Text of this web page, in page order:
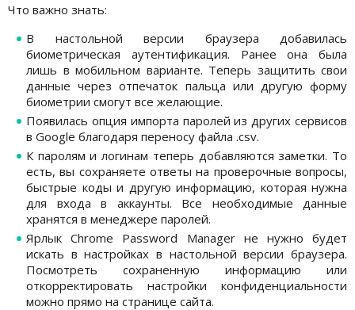
Что важно знать:
В настольной версии браузера добавилась
биометрическая аутентификация. Ранее она была
лишь в мобильном варианте. Теперь защитить свои
данные через отпечаток пальца или другую форму
биометрии смогут все желающие.
Появилась опция импорта паролей из других сервисов
в Google благодаря переносу файла .csv.
К паролям и логинам теперь добавляются заметки. То
есть, вы сохраняете ответы на проверочные вопросы,
быстрые коды и другую информацию, которая нужна
для входа в аккаунты. Все необходимые данные
хранятся в менеджере паролей.
Ярлык Chrome Password Manager не нужно будет
искать в настройках в настольной версии браузера.
Посмотреть сохраненную информацию или
откорректировать настройки конфиденциальности
можно прямо на странице сайта.